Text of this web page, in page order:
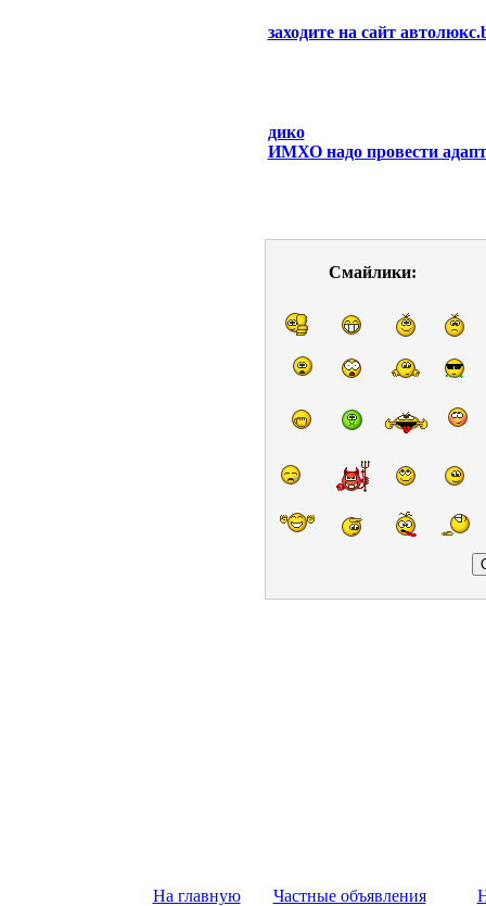
заходите на сайт
дико
ИМХО надо провести
Смайлики:
На главную Частные объявления